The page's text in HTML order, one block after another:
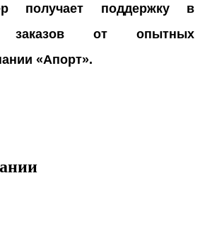
получает поддержку в
заказов от опытных
«Апорт».